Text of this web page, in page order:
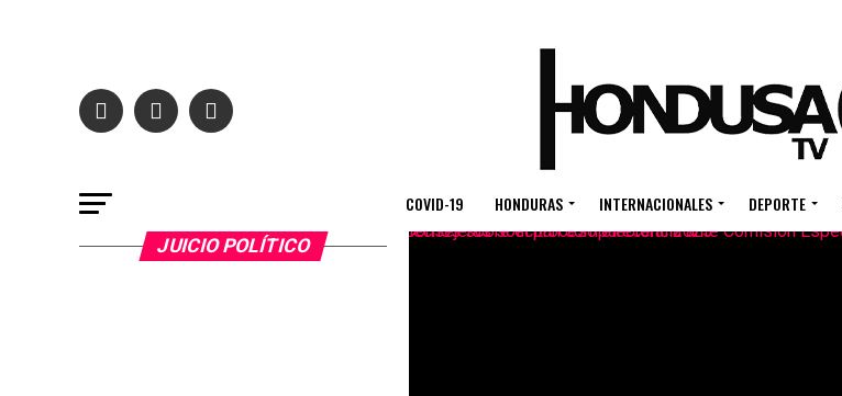
COVID-19 HONDURAS INTERNACIONALES DEPORTE
JUICIO POLÍTICO